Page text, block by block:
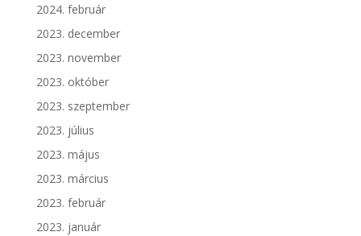
2024. február
2023. december
2023. november
2023. október
2023. szeptember
2023. július
2023. május
2023. március
2023. február
2023. január